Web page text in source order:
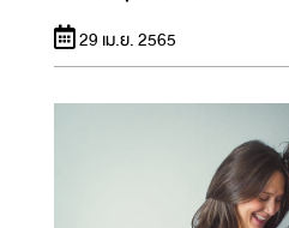
29 เม.ย. 2565